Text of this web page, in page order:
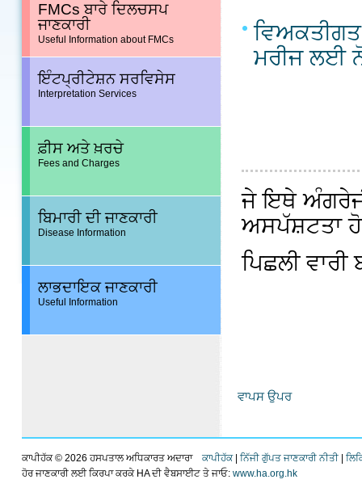
FMCs ਬਾਰੇ ਦਿਲਚਸਪ
ਜਾਣਕਾਰੀ
Useful Information about FMCs
ਇੰਟਪ੍ਰੀਟੇਸ਼ਨ ਸਰਵਿਸੇਸ
Interpretation Services
ਫ਼ੀਸ ਅਤੇ ਖ਼ਰਚੇ
Fees and Charges
ਬਿਮਾਰੀ ਦੀ ਜਾਣਕਾਰੀ
Disease Information
ਲਾਭਦਾਇਕ ਜਾਣਕਾਰੀ
Useful Information
ਮਰੀਜ ਲਈ
ਜੇ ਇਥੇ
ਅਸਪੱਸ਼ਟਤਾ
ਪਿਛਲੀ
ਵਾਪਸ ਉਪਰ
ਕਾਪੀਹੱਕ © 2026 ਹਸਪਤਾਲ ਅਧਿਕਾਰਤ ਅਦਾਰਾ ਕਾਪੀਹੱਕ| ਨਿੱਜੀ ਗੁੱਪਤ ਜਾਣਕਾਰੀ ਨੀਤੀ
ਹੋਰ ਜਾਣਕਾਰੀ ਲਈ ਕਿਰਪਾ ਕਰਕੇ HA ਦੀ ਵੈਬਸਾਈਟ ਤੇ ਜਾਓ: www.ha.org.hk